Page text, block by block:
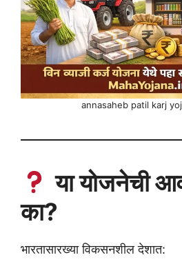
annasaheb patil karj
या योजनेची
का?
भारतासारख्या विकसनशील देशात: